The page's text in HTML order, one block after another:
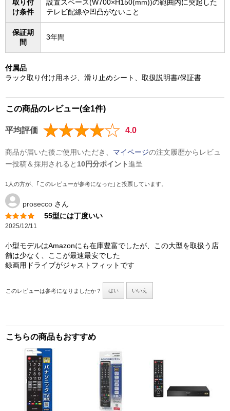
取り付
け条件
設置スペース(W700×H150(mm))の範囲内に突起した
テレビ配線や凹凸がないこと
保証期
間
3年間
付属品
ラック取り付け用ネジ、滑り止めシート、取扱説明書/保証書
この商品のレビュー(全1件)
平均評価 4.0
商品が届いた後ご使用いただき、 マイページの注文履歴からレビュ
ー投稿＆採用されると 10円分ポイント進呈
1人の方が、｢このレビューが参考になった｣と投票しています。
prosecco さん
55型には丁度いい
2025/12/11
小型モデルはAmazonにも在庫豊富でしたが、この大型を取扱う店
舗は少なく、ここが最速最安でした
録画用ドライブがジャストフィットです
このレビューは参考になりましたか？ はい いいえ
こちらの商品もおすすめ